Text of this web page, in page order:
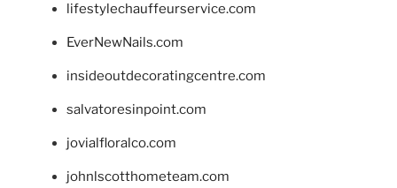
lifestylechauffeurservice.com
EverNewNails.com
insideoutdecoratingcentre.com
salvatoresinpoint.com
jovialfloralco.com
johnlscotthometeam.com